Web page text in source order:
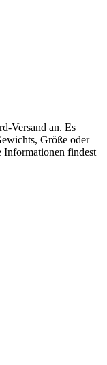
Versand an. Es
Größe oder
Informationen findest